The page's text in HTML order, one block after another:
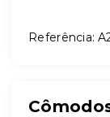
Referência: